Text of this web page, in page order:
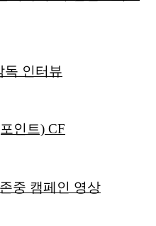
독 인터뷰
인트) CF
중 캠페인 영상